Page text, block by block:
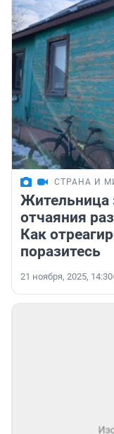
СТРАНА И
Жительница
отчаяния
Как
поразитесь
21 ноября, 2025, 14:30